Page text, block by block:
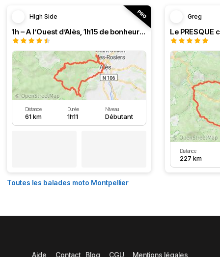
High Side
1h – A l’Ouest d’Alès, 1h15 de bonheur (HSRF23)
Distance
61 km
Durée
1h11
Niveau
Débutant
Greg
Distance
227 km
Toutes les balades moto Montpellier
Aide Contact Blog CGU Mentions légales